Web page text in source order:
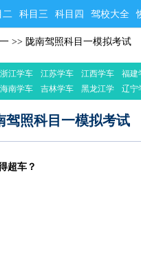
二 科目三 科目四 驾校大全
>> 陇南驾照科目一模拟考试
浙江学车 江苏学车 江西学车 福建
海南学车 吉林学车
黑龙江学
辽宁
驾照科目一模拟考试
超车？